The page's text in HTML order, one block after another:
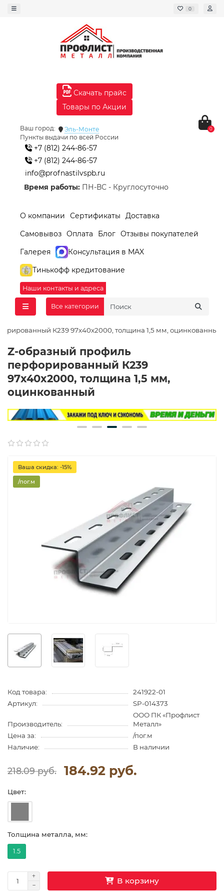
0
Скачать прайс
Товары по Акции
Ваш город:
Эль-Монте
Пункты выдачи по всей России
+7 (812) 244-86-57
+7 (812) 244-86-57
info@profnastilvspb.ru
Время работы: ПН-ВС - Круглосуточно
0
О компании Сертификаты
Доставка
Самовывоз Оплата Блог Отзывы покупателей
Галерея
Консультация в MAX
Тинькофф кредитование
Наши контакты и адреса
Все категории
К239 97x40x2000, толщина 1,5 мм, оцинкованный
Z-образный профиль
перфорированный К239
97x40x2000, толщина 1,5 мм,
оцинкованный
Ваша скидка: -15%
/пог.м
Код товара:
241922-01
Артикул:
SP-014373
Производитель:
ООО ПК «Профлист
Металл»
Цена за:
/пог.м
Наличие:
В наличии
218.09 руб. 184.92 руб.
Цвет:
Толщина металла, мм:
1.5
В корзину